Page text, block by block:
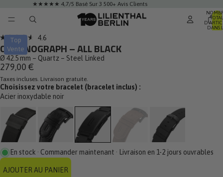
★★★★★ 4,7/5 Basé Sur 3 500+ Avis Clients
TOTAL
DANS
Top
Vente
Noté
4.6
sur
5
étoiles
4.6Cliquez
pour
faire
jusqu'aux
avis
CHRONOGRAPH – ALL BLACK
Ø 42.5 mm – Quartz – Steel Linked
279,00 €
Taxes incluses. Livraison gratuite.
Choisissez votre bracelet (bracelet inclus) :
Acier inoxydable noir
En stock · Commander maintenant · Livraison en 1-2 jours ouvrables
AJOUTER AU PANIER